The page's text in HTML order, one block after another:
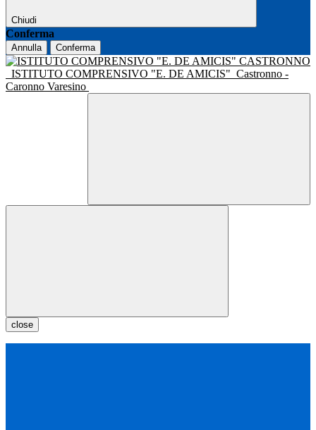
Chiudi
Conferma
Annulla Conferma
ISTITUTO COMPRENSIVO "E. DE AMICIS" Castronno -
Caronno Varesino
close